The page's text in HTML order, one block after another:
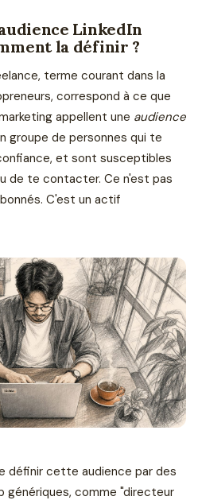
LinkedIn
la définir ?
terme courant dans la
correspond à ce que
appellent une audience
groupe de personnes qui te
et sont susceptibles
de te contacter. Ce n'est pas
C'est un actif
définir cette audience par des
comme "directeur